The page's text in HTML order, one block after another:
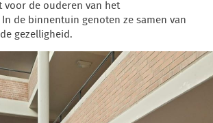
voor de ouderen van het
de binnentuin genoten ze samen van
gezelligheid.